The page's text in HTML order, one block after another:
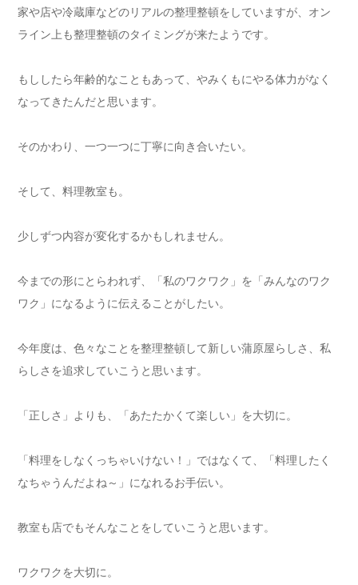
家や店や冷蔵庫などのリアルの整理整頓をしていますが、オン
ライン上も整理整頓のタイミングが来たようです。
もししたら年齢的なこともあって、やみくもにやる体力がなく
なってきたんだと思います。
そのかわり、一つ一つに丁寧に向き合いたい。
そして、料理教室も。
少しずつ内容が変化するかもしれません。
今までの形にとらわれず、「私のワクワク」を「みんなのワク
ワク」になるように伝えることがしたい。
今年度は、色々なことを整理整頓して新しい蒲原屋らしさ、私
らしさを追求していこうと思います。
「正しさ」よりも、「あたたかくて楽しい」を大切に。
「料理をしなくっちゃいけない！」ではなくて、「料理したく
なちゃうんだよね～」になれるお手伝い。
教室も店でもそんなことをしていこうと思います。
ワクワクを大切に。